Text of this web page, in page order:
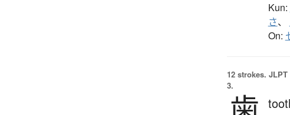
Kun:
さ、
On:
12 strokes.
3.